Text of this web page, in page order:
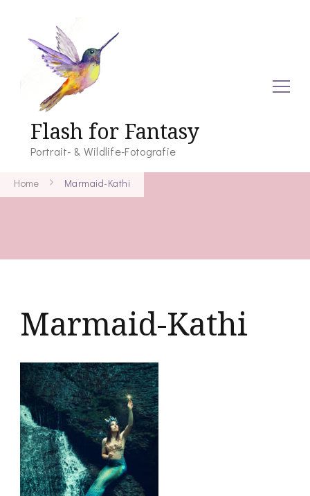
Flash for Fantasy
Portrait- & Wildlife-Fotografie
Home Marmaid-Kathi
Marmaid-Kathi